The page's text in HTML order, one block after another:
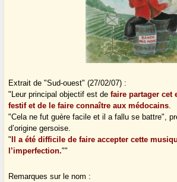
Extrait de "Sud-ouest" (27/02/07) :
"Leur principal objectif est defaire partager cet
festif et de le faire connaître aux médocains.
"Cela ne fut guère facile et il a fallu se battre",
d’origine gersoise.
" Il a été difficile de faire accepter cette
l’imperfection.""
Remarques sur le nom :